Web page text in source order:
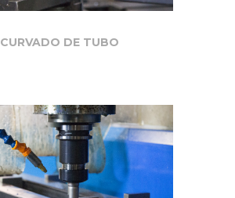
CURVADO DE TUBO